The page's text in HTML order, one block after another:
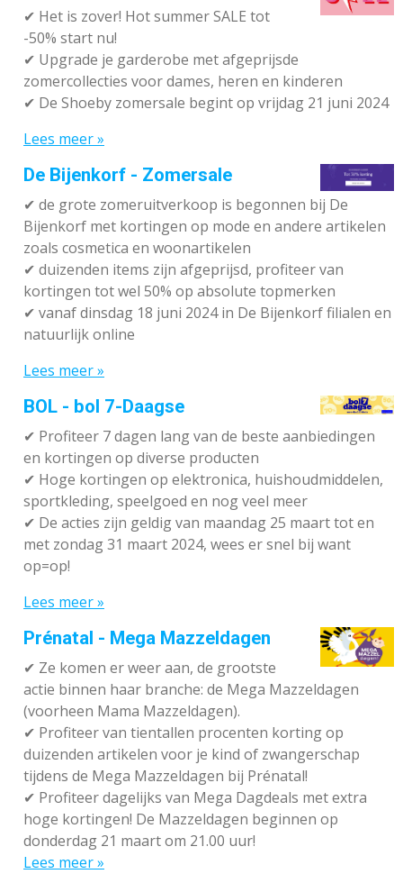
✔ Het is zover! Hot summer SALE tot
-50% start nu!
✔ Upgrade je garderobe met afgeprijsde
zomercollecties voor dames, heren en kinderen
✔ De Shoeby zomersale begint op vrijdag 21 juni 2024
Lees meer »
De Bijenkorf - Zomersale
✔ de grote zomeruitverkoop is begonnen bij De
Bijenkorf met kortingen op mode en andere artikelen
zoals cosmetica en woonartikelen
✔ duizenden items zijn afgeprijsd, profiteer van
kortingen tot wel 50% op absolute topmerken
✔ vanaf dinsdag 18 juni 2024 in De Bijenkorf filialen en
natuurlijk online
Lees meer »
BOL - bol 7-Daagse
✔ Profiteer 7 dagen lang van de beste aanbiedingen
en kortingen op diverse producten
✔ Hoge kortingen op elektronica, huishoudmiddelen,
sportkleding, speelgoed en nog veel meer
✔ De acties zijn geldig van maandag 25 maart tot en
met zondag 31 maart 2024, wees er snel bij want
op=op!
Lees meer »
Prénatal - Mega Mazzeldagen
✔ Ze komen er weer aan, de grootste
actie binnen haar branche: de Mega Mazzeldagen
(voorheen Mama Mazzeldagen).
✔ Profiteer van tientallen procenten korting op
duizenden artikelen voor je kind of zwangerschap
tijdens de Mega Mazzeldagen bij Prénatal!
✔ Profiteer dagelijks van Mega Dagdeals met extra
hoge kortingen! De Mazzeldagen beginnen op
donderdag 21 maart om 21.00 uur!
Lees meer »